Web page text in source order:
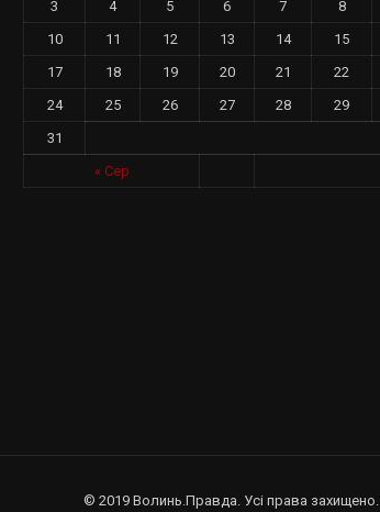
« Сер
3
4 5 6 7 8
10
11 12 13 14 15
17
18 19 20 21 22
24
25 26 27 28 29
31
© 2019 Волинь.Правда. Усі права захищено.